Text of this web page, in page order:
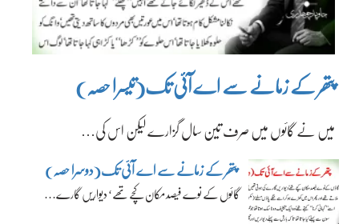
پتھر کے زمانے سے اے آئی تک(تیسرا حصہ)
میں نے گائوں میں صرف تین سال گزارے لیکن اس کی…
پتھر کے زمانے سے اے آئی تک(دوسرا حصہ)
گائوں کے نوے فیصد مکان کچے تھے‘ دیواریں گارے…